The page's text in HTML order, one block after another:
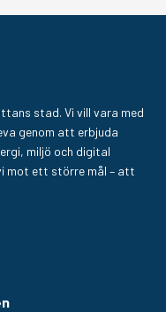
stad. Vi vill vara med
genom att erbjuda
miljö och digital
mot ett större mål – att